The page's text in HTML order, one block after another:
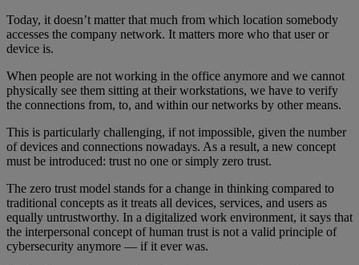
Today, it doesn’t matter that much from which location somebody
accesses the company network. It matters more who that user or
device is.
When people are not working in the office anymore and we cannot
physically see them sitting at their workstations, we have to verify
the connections from, to, and within our networks by other means.
This is particularly challenging, if not impossible, given the number
of devices and connections nowadays. As a result, a new concept
must be introduced: trust no one or simply zero trust.
The zero trust model stands for a change in thinking compared to
traditional concepts as it treats all devices, services, and users as
equally untrustworthy. In a digitalized work environment, it says that
the interpersonal concept of human trust is not a valid principle of
cybersecurity anymore — if it ever was.